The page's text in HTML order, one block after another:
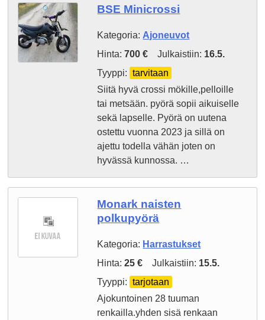
BSE Minicrossi
Kategoria: Ajoneuvot
Hinta:700 € Julkaistiin: 16.5.
Tyyppi:
tarvitaan
Siitä hyvä crossi mökille,pelloille
tai metsään. pyörä sopii aikuiselle
sekä lapselle. Pyörä on uutena
ostettu vuonna 2023 ja sillä on
ajettu todella vähän joten on
hyvässä kunnossa. …
Monark naisten
polkupyörä
Kategoria: Harrastukset
Hinta:25 € Julkaistiin: 15.5.
Tyyppi:
tarjotaan
Ajokuntoinen 28 tuuman
renkailla.yhden sisä renkaan